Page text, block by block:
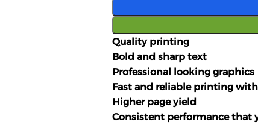
Quality printing
Bold and sharp text
Professional looking graphics
Fast and reliable printing
Higher page yield
Consistent performance that